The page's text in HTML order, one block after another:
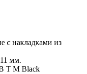
с накладками из
мм.
T M Black